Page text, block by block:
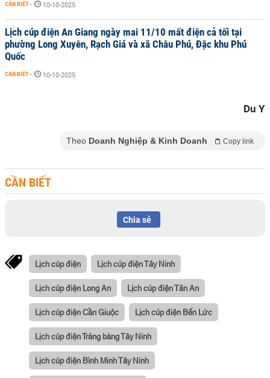
CẦN BIẾT - 10-10-2025
Lịch cúp điện An Giang ngày mai 11/10 mất điện cả tối tại
phường Long Xuyên, Rạch Giá và xã Châu Phú, Đặc khu Phú
Quốc
CẦN BIẾT - 10-10-2025
Du Y
Theo Doanh Nghiệp & Kinh Doanh Copy link
CẦN BIẾT
Chia sẻ
Lịch cúp điện Lịch cúp điện Tây Ninh
Lịch cúp điện Long An Lịch cúp điện Tân An
Lịch cúp điện Cần Giuộc Lịch cúp điện Bến Lức
Lịch cúp điện Trảng bàng Tây Ninh
Lịch cúp điện Bình Minh Tây Ninh